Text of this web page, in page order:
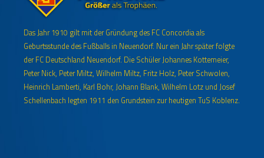
Das Jahr 1910 gilt mit der Gründung des FC Concordia als
Geburtsstunde des Fußballs in Neuendorf. Nur ein Jahr später folgte
der FC Deutschland Neuendorf. Die Schüler Johannes Kottemeier,
Peter Nick, Peter Miltz, Wilhelm Miltz, Fritz Holz, Peter Schwolen,
Heinrich Lamberti, Karl Bohr, Johann Blank, Wilhelm Lotz und Josef
Schellenbach legten 1911 den Grundstein zur heutigen TuS Koblenz.